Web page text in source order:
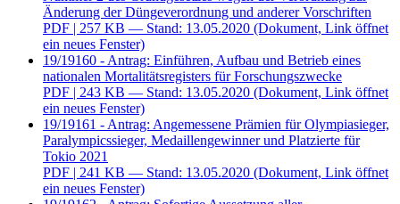
Änderung der Düngeverordnung und anderer Vorschriften
PDF | 257 KB — Stand: 13.05.2020 (Dokument, Link öffnet
ein neues Fenster)
19/19160 - Antrag: Einführen, Aufbau und Betrieb eines
nationalen Mortalitätsregisters für Forschungszwecke
PDF | 243 KB — Stand: 13.05.2020 (Dokument, Link öffnet
ein neues Fenster)
19/19161 - Antrag: Angemessene Prämien für Olympiasieger,
Paralympicssieger, Medaillengewinner und Platzierte für
Tokio 2021
PDF | 241 KB — Stand: 13.05.2020 (Dokument, Link öffnet
ein neues Fenster)